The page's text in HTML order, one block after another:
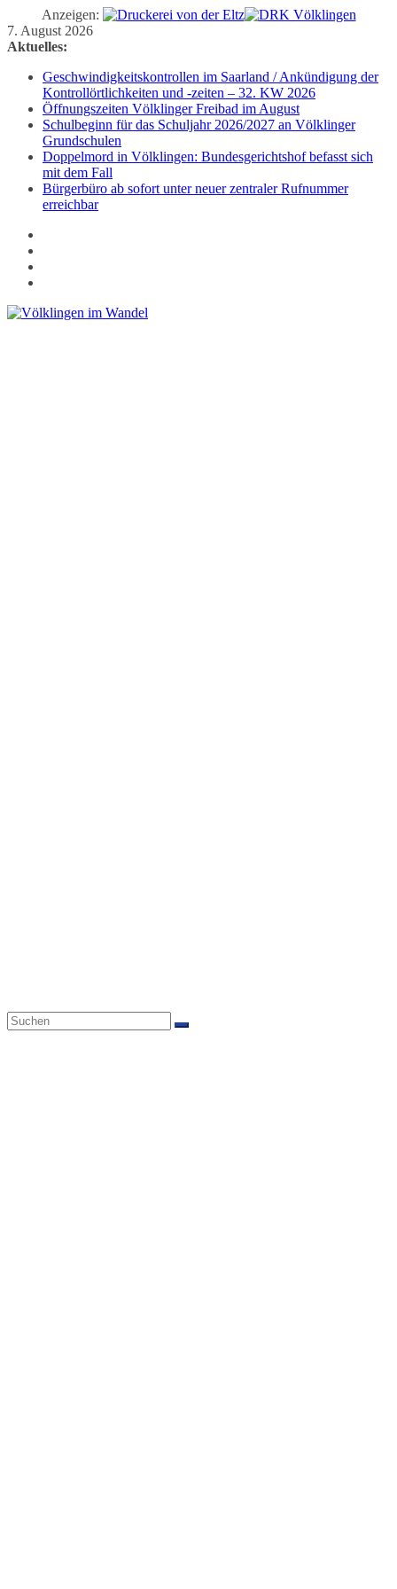
Anzeigen:
Zum
Inhalt
7. August 2026
Aktuelles:
Geschwindigkeitskontrollen im Saarland / Ankündigung der
Kontrollörtlichkeiten und -zeiten – 32. KW 2026
Öffnungszeiten Völklinger Freibad im August
Schulbeginn für das Schuljahr 2026/2027 an Völklinger
Grundschulen
Doppelmord in Völklingen: Bundesgerichtshof befasst sich
mit dem Fall
Bürgerbüro ab sofort unter neuer zentraler Rufnummer
erreichbar